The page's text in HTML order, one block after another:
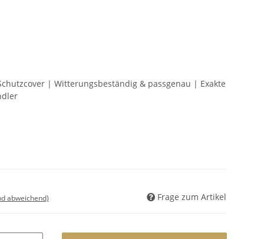
| Witterungsbeständig & passgenau | Exakte
abweichend) Frage zum Artikel